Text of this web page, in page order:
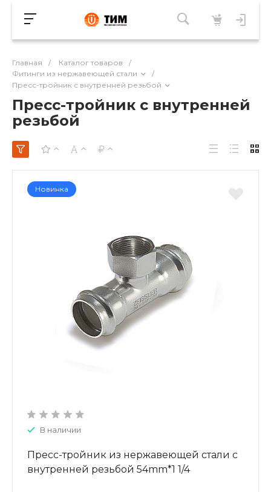
Главная / Каталог товаров
/
Фитинги из нержавеющей стали
/
Пресс-тройник с внутренней резьбой
Пресс-тройник с внутренней
резьбой
Новинка
В наличии
Пресс-тройник из нержавеющей стали с
внутренней резьбой 54mm*1 1/4